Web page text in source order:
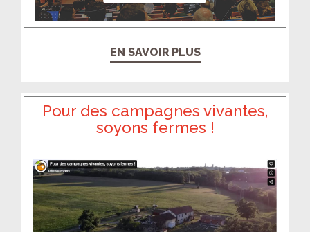
EN SAVOIR PLUS
Pour des campagnes vivantes,
soyons fermes !